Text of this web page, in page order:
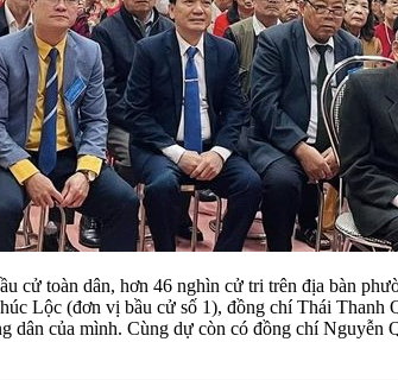
cử toàn dân, hơn 46 nghìn cử tri trên địa bàn
Lộc (đơn vị bầu cử số 1), đồng chí Thái
dân của mình. Cùng dự còn có đồng chí